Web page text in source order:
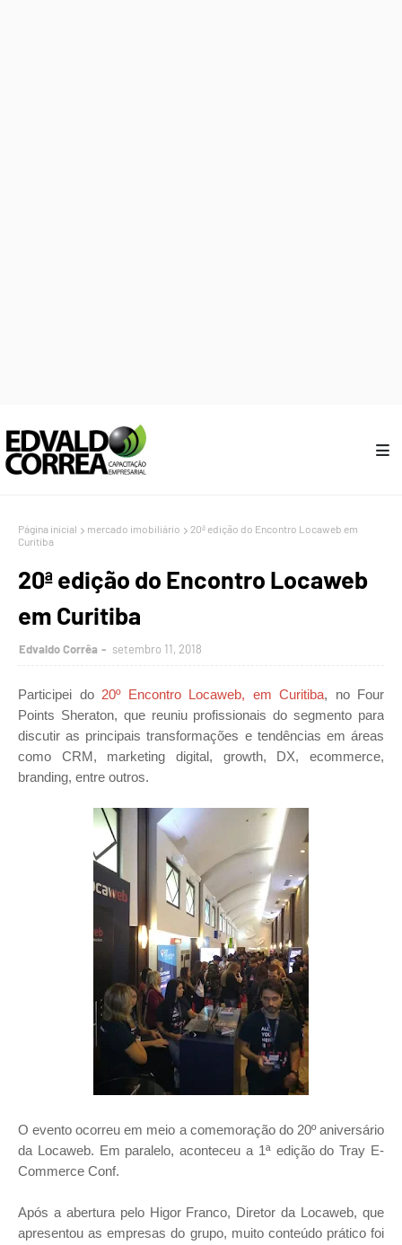
Página inicial mercado imobiliário
20ª edição do Encontro Locaweb em
Curitiba
20ª edição do Encontro Locaweb
em Curitiba
Edvaldo Corrêa setembro 11, 2018
Participei do 20º Encontro Locaweb, em Curitiba, no Four
Points Sheraton, que reuniu profissionais do segmento para
discutir as principais transformações e tendências em áreas
como CRM, marketing digital, growth, DX, ecommerce,
branding, entre outros.
O evento ocorreu em meio a comemoração do 20º aniversário
da Locaweb. Em paralelo, aconteceu a 1ª edição do Tray E-
Commerce Conf.
Após a abertura pelo Higor Franco, Diretor da Locaweb, que
apresentou as empresas do grupo, muito conteúdo prático foi